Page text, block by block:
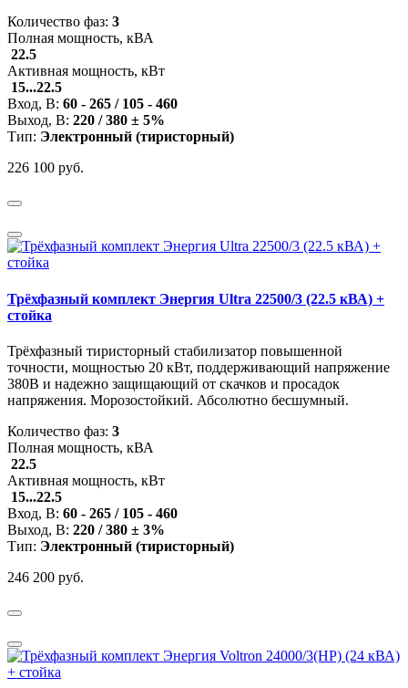
Количество фаз: 3
Полная мощность, кВА
22.5
Активная мощность, кВт
15...22.5
Вход, В: 60 - 265 / 105 - 460
Выход, В: 220 / 380 ± 5%
Тип: Электронный (тиристорный)
226 100 руб.
Трёхфазный комплект Энергия Ultra 22500/3 (22.5 кВА) +
стойка
Трёхфазный тиристорный стабилизатор повышенной
точности, мощностью 20 кВт, поддерживающий напряжение
380В и надежно защищающий от скачков и просадок
напряжения. Морозостойкий. Абсолютно бесшумный.
Количество фаз: 3
Полная мощность, кВА
22.5
Активная мощность, кВт
15...22.5
Вход, В: 60 - 265 / 105 - 460
Выход, В: 220 / 380 ± 3%
Тип: Электронный (тиристорный)
246 200 руб.